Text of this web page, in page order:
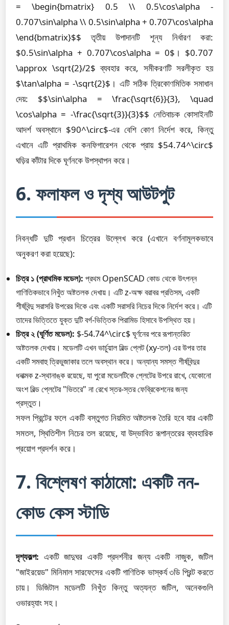
= \begin{bmatrix} 0.5 \\ 0.5\cos\alpha -
0.707\sin\alpha \\ 0.5\sin\alpha + 0.707\cos\alpha
\end{bmatrix}$$ তৃতীয় উপাদানটি শূন্য নির্ধারণ করা:
$0.5\sin\alpha + 0.707\cos\alpha = 0$। $0.707
\approx \sqrt{2}/2$ ব্যবহার করে, সমীকরণটি সরলীকৃত হয়
$\tan\alpha = -\sqrt{2}$। এটি সঠিক ত্রিকোণমিতিক সমাধান
দেয়: $$\sin\alpha = \frac{\sqrt{6}}{3}, \quad
\cos\alpha = -\frac{\sqrt{3}}{3}$$ নেতিবাচক কোসাইনটি
আদর্শ অবস্থানে $90^\circ$-এর বেশি কোণ নির্দেশ করে, কিন্তু
এখানে এটি প্রাথমিক কনফিগারেশন থেকে প্রায় $54.74^\circ$
ঘড়ির কাঁটার দিকে ঘূর্ণনকে উপস্থাপন করে।
6. ফলাফল ও দৃশ্য আউটপুট
নিবন্ধটি দুটি প্রধান চিত্রের উল্লেখ করে (এখানে বর্ণনামূলকভাবে
অনুকরণ করা হয়েছে):
চিত্র ১ (প্রাথমিক মডেল): প্রথম OpenSCAD কোড থেকে উৎপন্ন
গাণিতিকভাবে নিখুঁত অষ্টতলক দেখায়। এটি z-অক্ষ বরাবর প্রতিসম, একটি
শীর্ষবিন্দু সরাসরি উপরের দিকে এবং একটি সরাসরি নিচের দিকে নির্দেশ করে। এটি
তাদের ভিত্তিতে যুক্ত দুটি বর্গ-ভিত্তিক পিরামিড হিসাবে উপস্থিত হয়।
চিত্র ২ (ঘূর্ণিত মডেল): $-54.74^\circ$ ঘূর্ণনের পরে রূপান্তরিত
অষ্টতলক দেখায়। মডেলটি এখন ভার্চুয়াল বিল্ড প্লেট (xy-তল) এর উপর তার
একটি সমবাহু ত্রিভুজাকার তলে অবস্থান করে। অন্যান্য সমস্ত শীর্ষবিন্দুর
ধনাত্মক z-স্থানাঙ্ক রয়েছে, যা পুরো মডেলটিকে প্লেটের উপরে রাখে, যেকোনো
অংশ বিল্ড প্লেটের "ভিতরে" না রেখে স্তর-স্তর ফেব্রিকেশনের জন্য
প্রস্তুত।
সফল প্রিন্টের ফলে একটি বস্তুগত নিয়মিত অষ্টতলক তৈরি হবে যার একটি
সমতল, স্থিতিশীল নিচের তল রয়েছে, যা উদ্ভাবিত রূপান্তরের ব্যবহারিক
প্রয়োগ প্রদর্শন করে।
7. বিশ্লেষণ কাঠামো: একটি নন-
কোড কেস স্টাডি
দৃশ্যকল্প: একটি জাদুঘর একটি প্রদর্শনীর জন্য একটি নাজুক, জটিল
"জাইরয়েড" মিনিমাল সারফেসের একটি গাণিতিক ভাস্কর্য ৩ডি প্রিন্ট করতে
চায়। ডিজিটাল মডেলটি নিখুঁত কিন্তু অত্যন্ত জটিল, অনেকগুলি
ওভারহ্যাং সহ।